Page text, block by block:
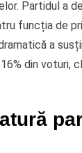
Partidul a
funcția de
a
din voturi,